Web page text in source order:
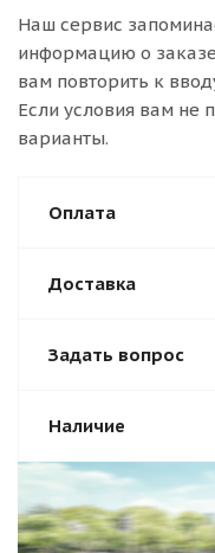
Наш сервис
информацию о
вам повторить к
Если условия вам не
варианты.
Оплата
Доставка
Задать вопрос
Наличие